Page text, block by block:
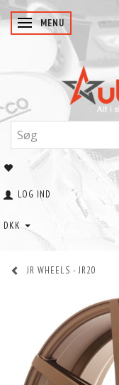
SKIFTE NAVIGATION
MENU
LOG IND
DKK
JR WHEELS - JR20